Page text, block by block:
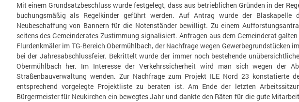
Mit einem Grundsatzbeschluss wurde festgelegt, dass aus betrieblichen Gründen in der
buchungsmäßig als Regelkinder geführt werden. Auf Antrag wurde der Blaskapelle
Neubeschaffung von Bannern für die Notenständer bewilligt. Zu einem
seitens des Gemeinderates Zustimmung signalisiert. Anfragen aus dem Gemeinderat
Flurdenkmäler im TG-Bereich Obermühlbach, der Nachfrage wegen Gewerbegrundstücken
bei der Jahresabschlussfeier. Bekrittelt wurde der immer noch bestehende
Obermühlbach her. Im Interesse der Verkehrssicherheit wird man sich wegen der
Straßenbauverwaltung wenden. Zur Nachfrage zum Projekt ILE Nord 23 konstatierte
entsprechend vorgelegte Projektliste zu beraten ist. Am Ende der letzten
Bürgermeister für Neukirchen ein bewegtes Jahr und dankte den Räten für die gute